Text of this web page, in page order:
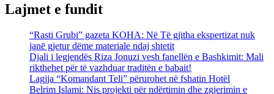
Lajmet e fundit
“Rasti Grubi” gazeta KOHA: Në Të gjitha ekspertizat nuk
janē gjetur dëme materiale ndaj shtetit
Djali i legjendës Riza Jonuzi vesh fanellën e Bashkimit: Mali
rikthehet për të vazhduar traditën e babait!
Lagjja “Komandant Teli” përurohet në fshatin Hotël
Belrim Islami: Nis projekti për ndërtimin dhe zgjerimin e